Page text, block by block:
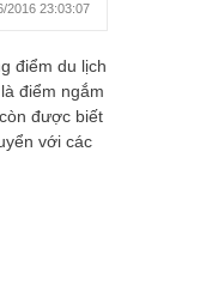
2016 23:03:07
điểm du lịch
điểm ngắm
được biết
với các